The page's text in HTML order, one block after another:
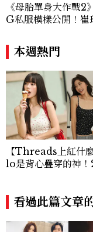
《母胎單身大作戰2
G私服模樣公開！崔
低調千金？
本週熱門
【Threads上紅什
lo是背心疊穿的神！
看過此篇文章